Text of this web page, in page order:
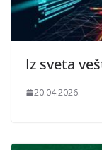
Iz sveta
20.04.2026.